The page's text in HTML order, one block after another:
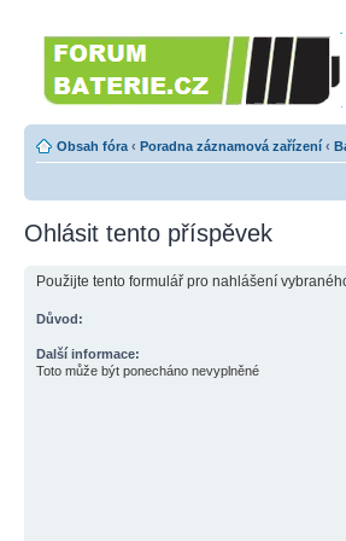
Obsah fóra ‹ Poradna záznamová zařízení ‹
Ohlásit tento příspěvek
Použijte tento formulář pro nahlášení
Důvod:
Další informace:
Toto může být ponecháno nevyplněné